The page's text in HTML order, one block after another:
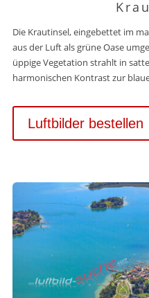
Die Krautinsel, eingebettet im
aus der Luft als grüne Oase
üppige Vegetation strahlt in
harmonischen Kontrast zur
Luftbilder bestellen